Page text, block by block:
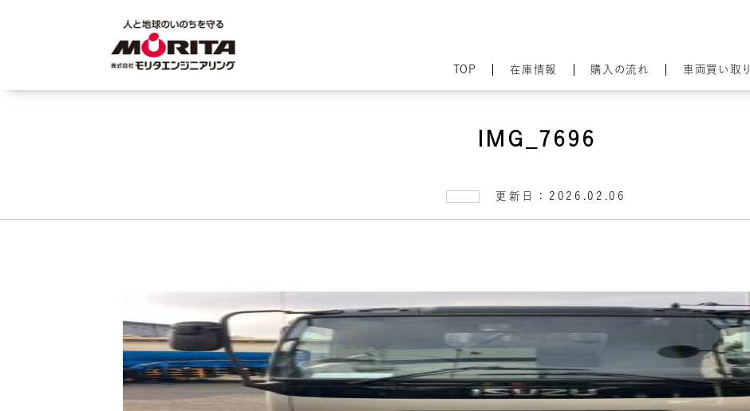
TOP 在庫情報 購入の流れ 車両買い取り
IMG_7696
更新日：2026.02.06